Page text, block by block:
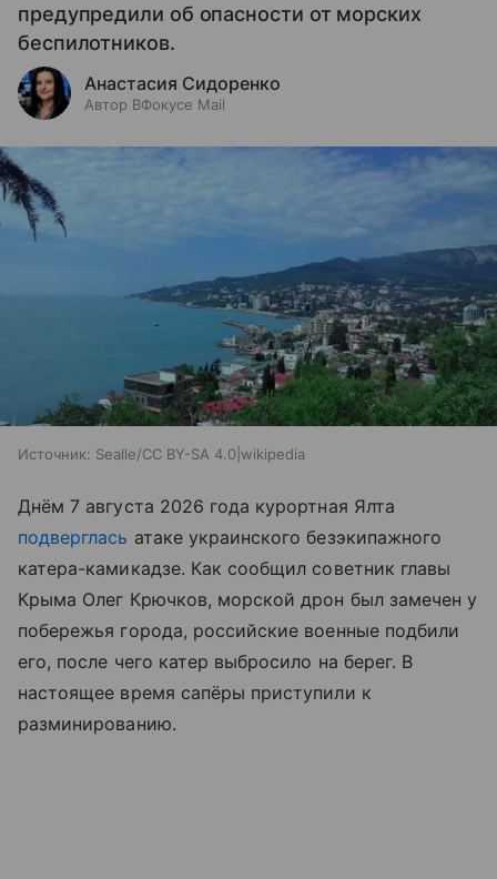
предупредили об опасности от морских
беспилотников.
Анастасия Сидоренко
Автор ВФокусе Mail
Источник: Sealle/CC BY-SA 4.0|wikipedia
Днём 7 августа 2026 года курортная Ялта
подверглась атаке украинского безэкипажного
катера-камикадзе. Как сообщил советник главы
Крыма Олег Крючков, морской дрон был замечен у
побережья города, российские военные подбили
его, после чего катер выбросило на берег. В
настоящее время сапёры приступили к
разминированию.